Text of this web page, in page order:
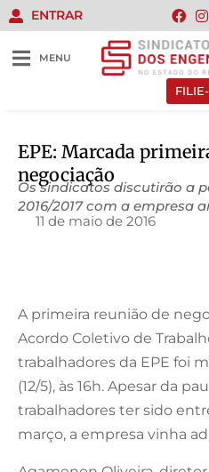
ENTRAR
MENU
EPE: Marcada
negociação
Os sindicatos discutirão a
2016/2017 com a empresa
11 de maio de 2016
A primeira reunião de
Acordo Coletivo de
trabalhadores da EPE foi
(12/5), às 16h. Apesar da
trabalhadores ter sido
março, a empresa vinha